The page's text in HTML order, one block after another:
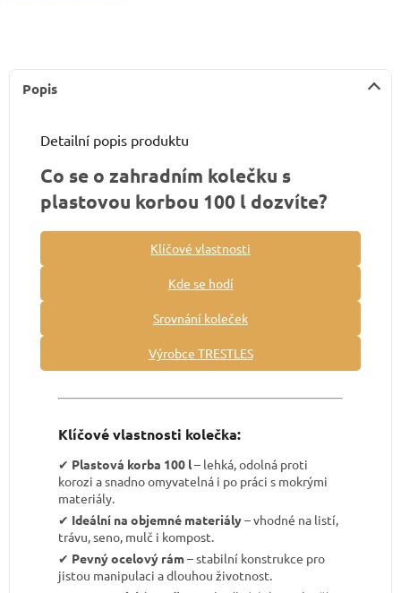
Popis
Detailní popis produktu
Co se o zahradním kolečku s
plastovou korbou 100 l dozvíte?
Klíčové vlastnosti
Kde se hodí
Srovnání koleček
Výrobce TRESTLES
Klíčové vlastnosti kolečka:
✔︎ Plastová korba 100 l– lehká, odolná proti
korozi a snadno omyvatelná i po práci s mokrými
materiály.
✔︎ Ideální na objemné materiály– vhodné na listí,
trávu, seno, mulč i kompost.
✔︎ Pevný ocelový rám– stabilní konstrukce pro
jistou manipulaci a dlouhou životnost.